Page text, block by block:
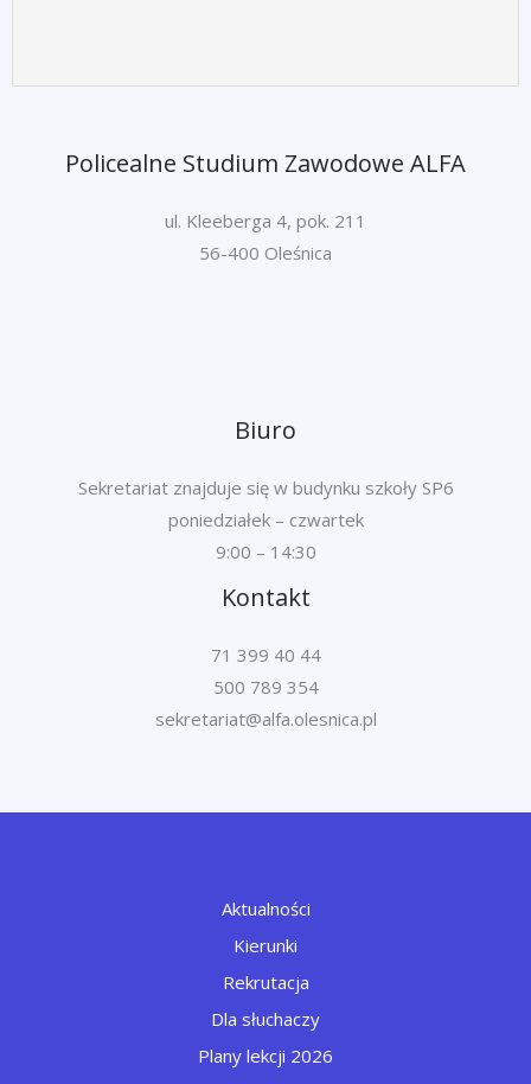
Policealne Studium Zawodowe ALFA
ul. Kleeberga 4, pok. 211
56-400 Oleśnica
Biuro
Sekretariat znajduje się w budynku szkoły SP6
poniedziałek – czwartek
9:00 – 14:30
Kontakt
71 399 40 44
500 789 354
Aktualności
Kierunki
Rekrutacja
Dla słuchaczy
Plany lekcji 2026